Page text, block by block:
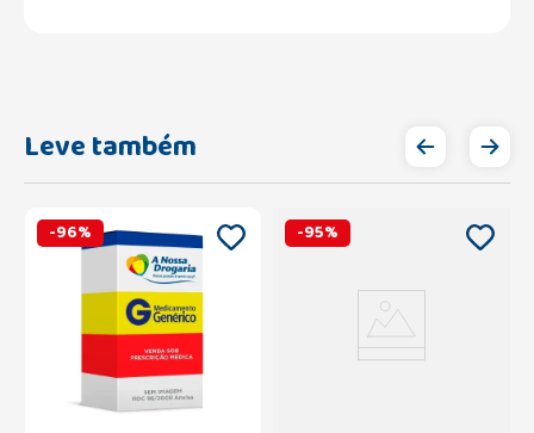
Leve também
-96% -95%